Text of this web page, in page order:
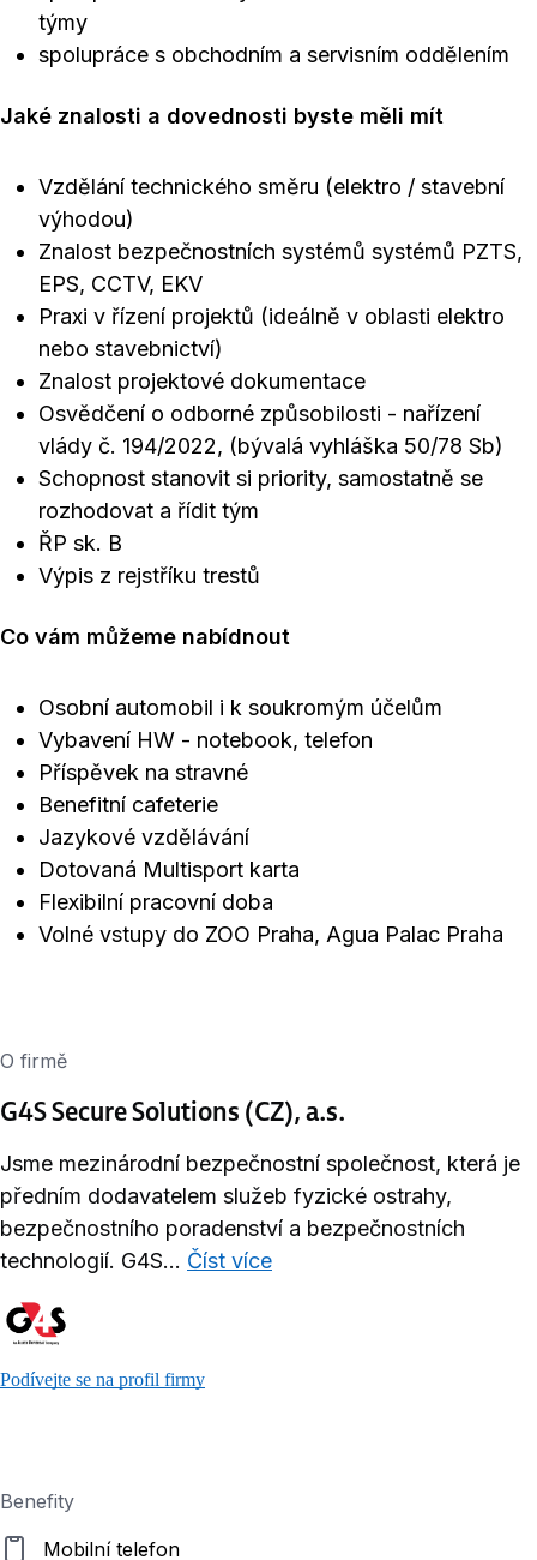
týmy
spolupráce s obchodním a servisním oddělením
Jaké znalosti a dovednosti byste měli mít
Vzdělání technického směru (elektro / stavební
výhodou)
Znalost bezpečnostních systémů systémů PZTS,
EPS, CCTV, EKV
Praxi v řízení projektů (ideálně v oblasti elektro
nebo stavebnictví)
Znalost projektové dokumentace
Osvědčení o odborné způsobilosti - nařízení
vlády č. 194/2022, (bývalá vyhláška 50/78 Sb)
Schopnost stanovit si priority, samostatně se
rozhodovat a řídit tým
ŘP sk. B
Výpis z rejstříku trestů
Co vám můžeme nabídnout
Osobní automobil i k soukromým účelům
Vybavení HW - notebook, telefon
Příspěvek na stravné
Benefitní cafeterie
Jazykové vzdělávání
Dotovaná Multisport karta
Flexibilní pracovní doba
Volné vstupy do ZOO Praha, Agua Palac Praha
O firmě
G4S Secure Solutions (CZ), a.s.
Jsme mezinárodní bezpečnostní společnost, která je
předním dodavatelem služeb fyzické ostrahy,
bezpečnostního poradenství a bezpečnostních
technologií. G4S... Číst více
Podívejte se na profil firmy
Benefity
Mobilní telefon